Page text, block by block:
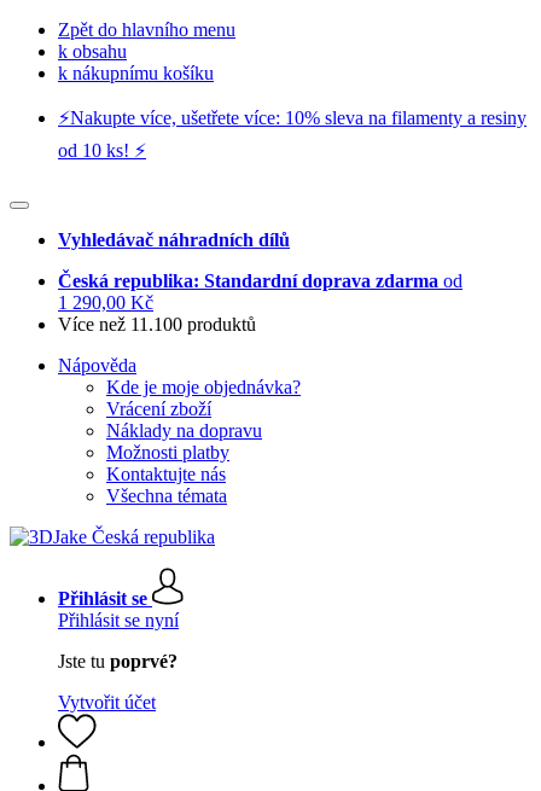
Zpět do hlavního menu
k obsahu
k nákupnímu košíku
⚡️Nakupte více, ušetřete více: 10% sleva na filamenty a resiny
od 10 ks! ⚡️
Vyhledávač náhradních dílů
Česká republika: Standardní doprava zdarma od
1 290,00 Kč
Více než 11.100 produktů
Nápověda
Kde je moje objednávka?
Vrácení zboží
Náklady na dopravu
Možnosti platby
Kontaktujte nás
Všechna témata
Přihlásit se
Přihlásit se nyní
Jste tu poprvé?
Vytvořit účet